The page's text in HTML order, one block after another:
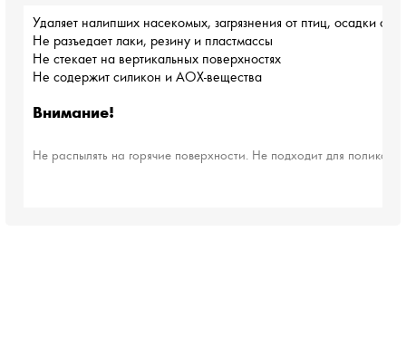
Удаляет налипших насекомых, загрязнения от птиц, осадки от
Не разъедает лаки, резину и пластмассы
Не стекает на вертикальных поверхностях
Не содержит силикон и АОХ-вещества
Внимание!
Не распылять на горячие поверхности. Не подходит для